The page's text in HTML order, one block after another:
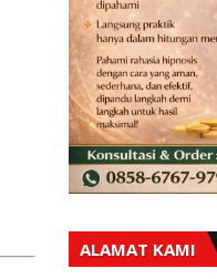
ALAMAT KAMI